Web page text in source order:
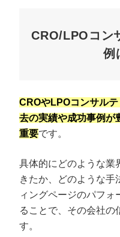
CRO/LPOコン
例
CROやLPOコンサル
去の実績や成功事例が
重要です。
具体的にどのような業
きたか、どのような手
ィングページのパフォ
ることで、その会社の
す。